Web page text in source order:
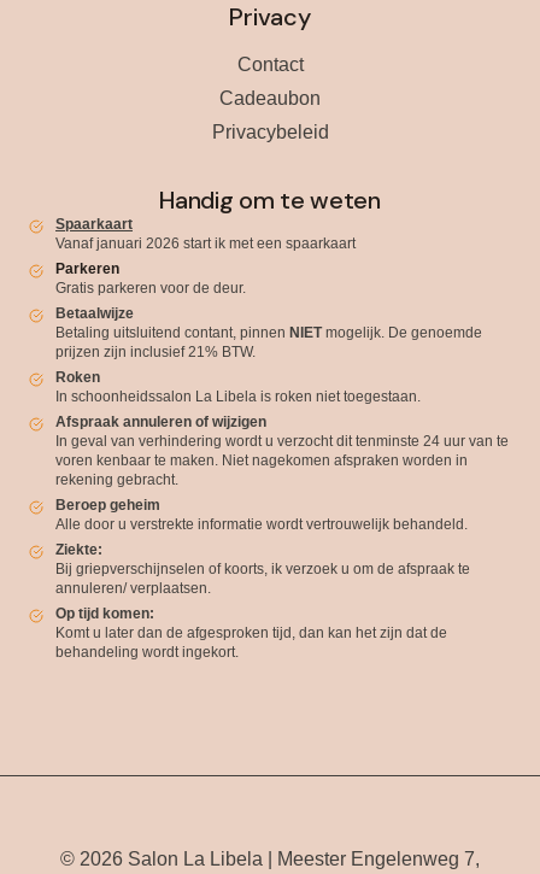
Privacy
Contact
Cadeaubon
Privacybeleid
Handig om te weten
Spaarkaart
Vanaf januari 2026 start ik met een spaarkaart
Parkeren
Gratis parkeren voor de deur.
Betaalwijze
Betaling uitsluitend contant, pinnen NIETmogelijk. De genoemde
prijzen zijn inclusief 21% BTW.
Roken
In schoonheidssalon La Libela is roken niet toegestaan.
Afspraak annuleren of wijzigen
In geval van verhindering wordt u verzocht dit tenminste 24 uur van te
voren kenbaar te maken. Niet nagekomen afspraken worden in
rekening gebracht.
Beroep geheim
Alle door u verstrekte informatie wordt vertrouwelijk behandeld.
Ziekte:
Bij griepverschijnselen of koorts, ik verzoek u om de afspraak te
annuleren/ verplaatsen.
Op tijd komen:
Komt u later dan de afgesproken tijd, dan kan het zijn dat de
behandeling wordt ingekort.
© 2026 Salon La Libela | Meester Engelenweg 7,